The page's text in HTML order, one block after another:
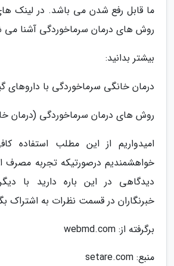
ما قابل رفع شدن می باشد. در لینک
روش های درمان سرماخوردگی آشنا می
بیشتر بدانید:
درمان خانگی سرماخوردگی با داروهای
روش های درمان سرماخوردگی (درمان
امیدواریم از این مطلب استفاده
خواهشمندیم درصورتیکه تجربه مصرف
دیدگاهی در این باره دارید با
خبرنگاران در قسمت نظرات به اشتراک
برگرفته از: webmd.com
منبع: setare.com